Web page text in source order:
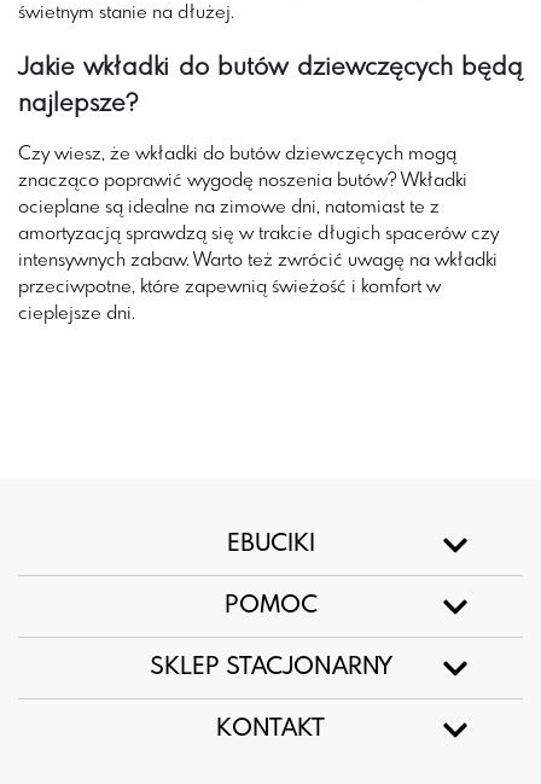
świetnym stanie na dłużej.
Jakie wkładki do butów dziewczęcych będą
najlepsze?
Czy wiesz, że wkładki do butów dziewczęcych mogą
znacząco poprawić wygodę noszenia butów? Wkładki
ocieplane są idealne na zimowe dni, natomiast te z
amortyzacją sprawdzą się w trakcie długich spacerów czy
intensywnych zabaw. Warto też zwrócić uwagę na wkładki
przeciwpotne, które zapewnią świeżość i komfort w
cieplejsze dni.
EBUCIKI
POMOC
SKLEP STACJONARNY
KONTAKT